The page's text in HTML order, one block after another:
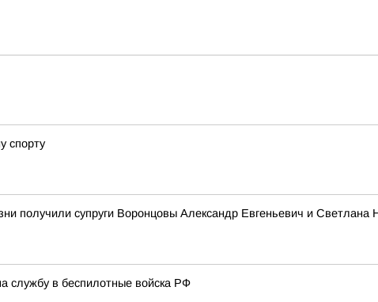
спорту
получили супруги Воронцовы Александр Евгеньевич и Светлана
службу в беспилотные войска РФ